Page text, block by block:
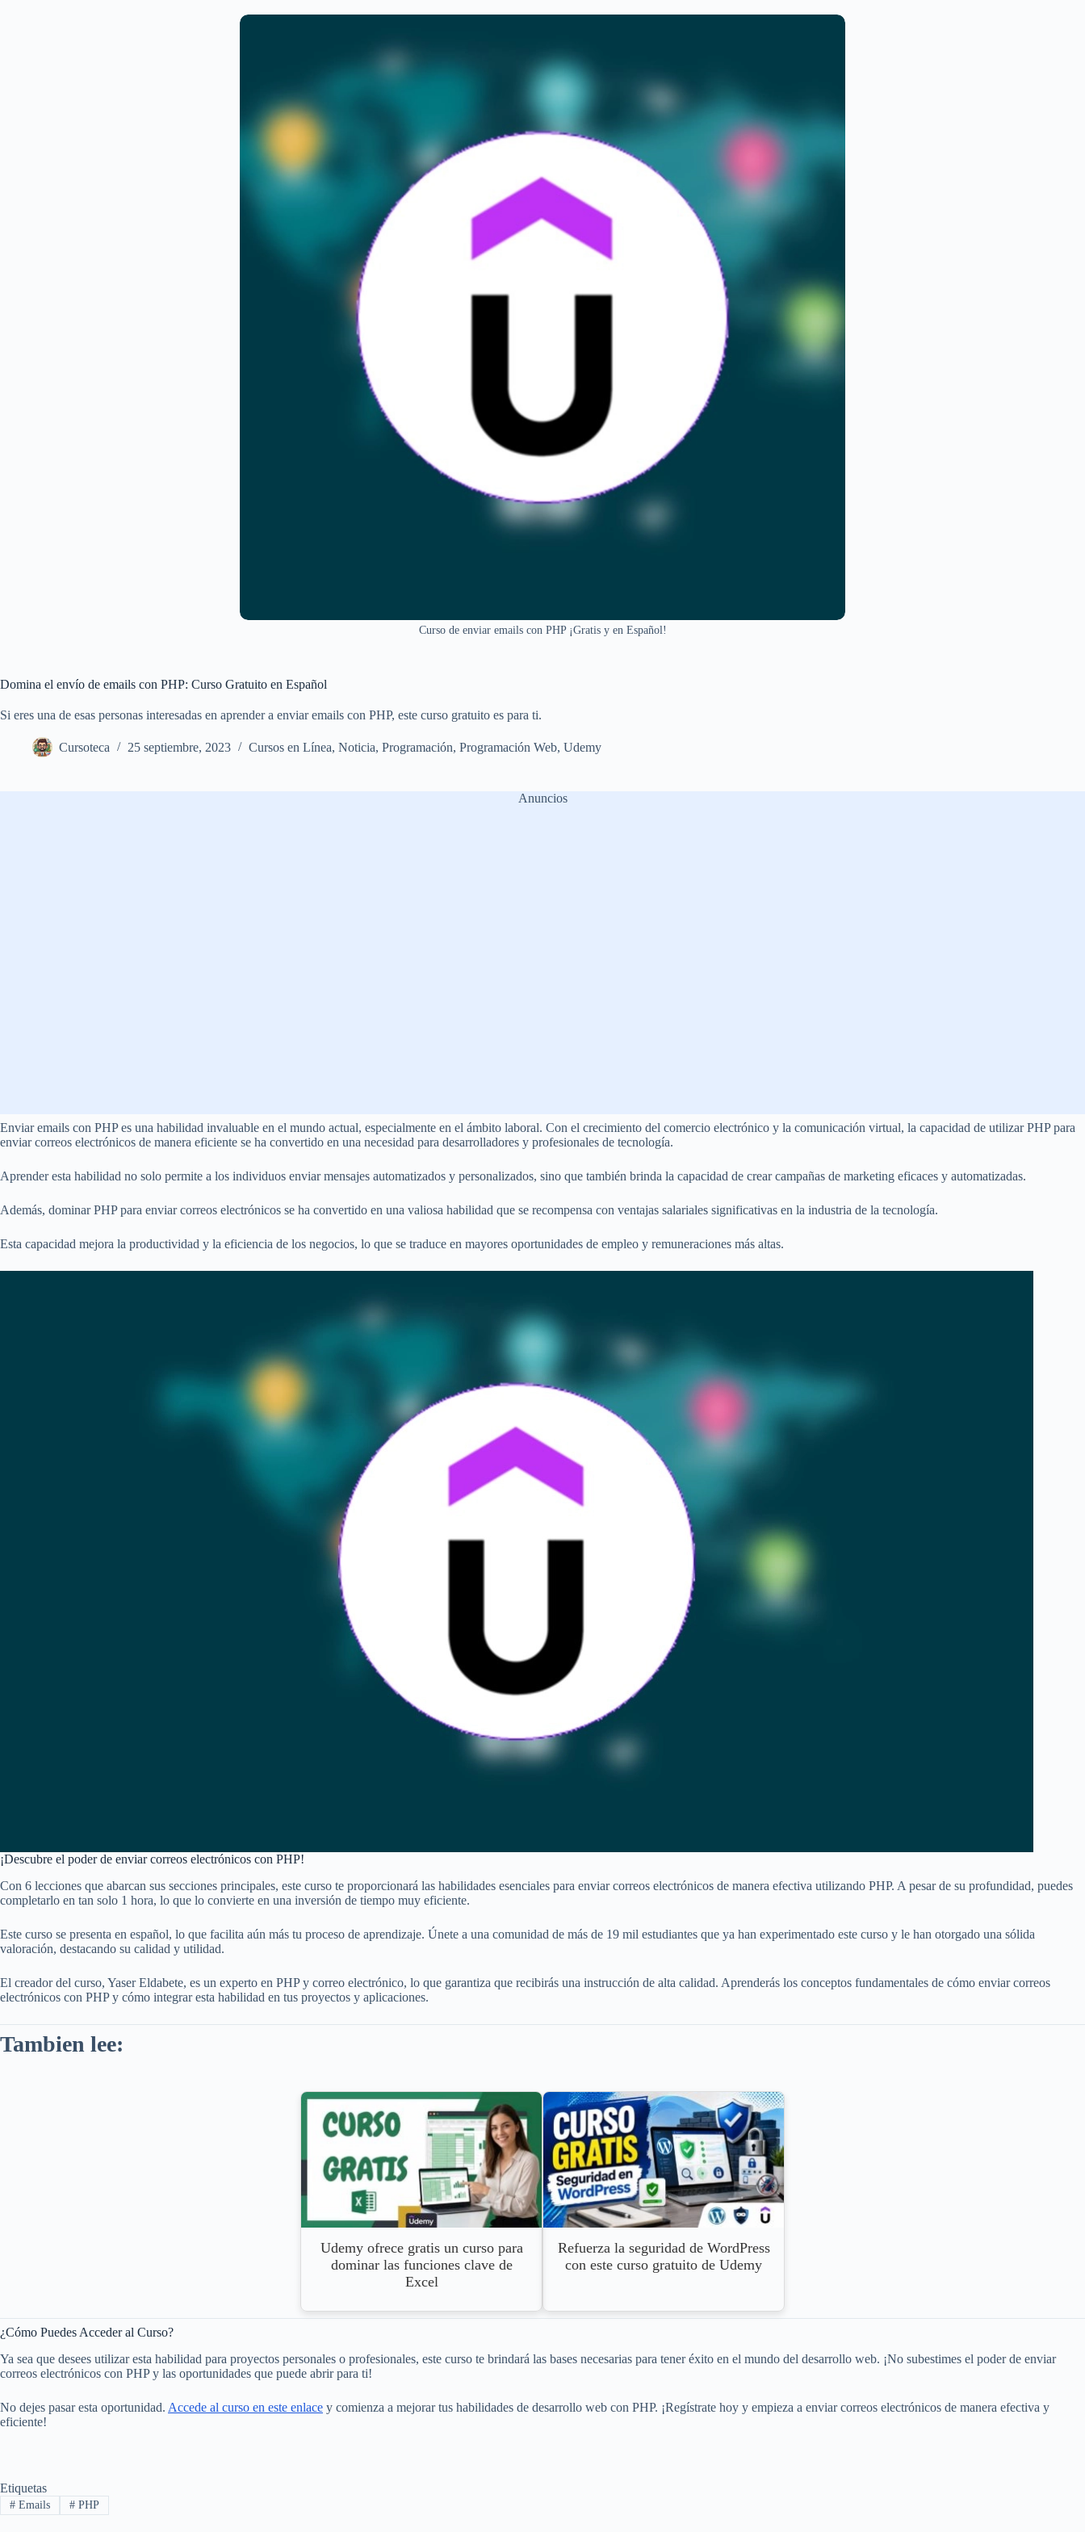
Curso de enviar emails con PHP ¡Gratis y en Español!
Domina el envío de emails con PHP: Curso Gratuito en Español
Si eres una de esas personas interesadas en aprender a enviar emails con PHP, este curso gratuito es para ti.
Cursoteca 25 septiembre, 2023 Cursos en Línea, Noticia, Programación, Programación Web, Udemy
Anuncios
Enviar emails con PHP es una habilidad invaluable en el mundo actual, especialmente en el ámbito laboral. Con el crecimiento del comercio electrónico y la comunicación virtual, la capacidad de utilizar PHP para
enviar correos electrónicos de manera eficiente se ha convertido en una necesidad para desarrolladores y profesionales de tecnología.
Aprender esta habilidad no solo permite a los individuos enviar mensajes automatizados y personalizados, sino que también brinda la capacidad de crear campañas de marketing eficaces y automatizadas.
Además, dominar PHP para enviar correos electrónicos se ha convertido en una valiosa habilidad que se recompensa con ventajas salariales significativas en la industria de la tecnología.
Esta capacidad mejora la productividad y la eficiencia de los negocios, lo que se traduce en mayores oportunidades de empleo y remuneraciones más altas.
¡Descubre el poder de enviar correos electrónicos con PHP!
Con 6 lecciones que abarcan sus secciones principales, este curso te proporcionará las habilidades esenciales para enviar correos electrónicos de manera efectiva utilizando PHP. A pesar de su profundidad, puedes
completarlo en tan solo 1 hora, lo que lo convierte en una inversión de tiempo muy eficiente.
Este curso se presenta en español, lo que facilita aún más tu proceso de aprendizaje. Únete a una comunidad de más de 19 mil estudiantes que ya han experimentado este curso y le han otorgado una sólida
valoración, destacando su calidad y utilidad.
El creador del curso, Yaser Eldabete, es un experto en PHP y correo electrónico, lo que garantiza que recibirás una instrucción de alta calidad. Aprenderás los conceptos fundamentales de cómo enviar correos
electrónicos con PHP y cómo integrar esta habilidad en tus proyectos y aplicaciones.
Tambien lee:
Udemy ofrece gratis un curso para
dominar las funciones clave de
Excel
Refuerza la seguridad de WordPress
con este curso gratuito de Udemy
¿Cómo Puedes Acceder al Curso?
Ya sea que desees utilizar esta habilidad para proyectos personales o profesionales, este curso te brindará las bases necesarias para tener éxito en el mundo del desarrollo web. ¡No subestimes el poder de enviar
correos electrónicos con PHP y las oportunidades que puede abrir para ti!
No dejes pasar esta oportunidad. Accede al curso en este enlace y comienza a mejorar tus habilidades de desarrollo web con PHP. ¡Regístrate hoy y empieza a enviar correos electrónicos de manera efectiva y
eficiente!
Etiquetas
#Emails #PHP